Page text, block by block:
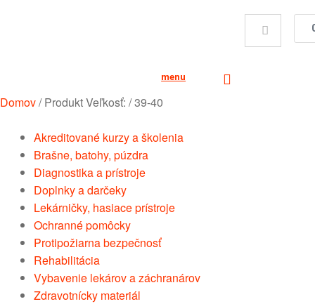
menu
Domov/Produkt Veľkosť: /39-40
Akreditované kurzy a školenia
Brašne, batohy, púzdra
Diagnostika a prístroje
Doplnky a darčeky
Lekárničky, hasiace prístroje
Ochranné pomôcky
Protipožiarna bezpečnosť
Rehabilitácia
Vybavenie lekárov a záchranárov
Zdravotnícky materiál